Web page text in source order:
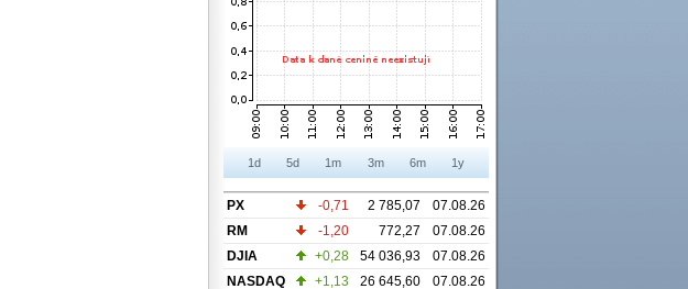
1d 5d 1m 3m 6m 1y
PX -0,71 2 785,07
07.08.26
RM
-1,20 772,27
07.08.26
DJIA
+0,28 54 036,93
07.08.26
NASDAQ
+1,13 26 645,60
07.08.26